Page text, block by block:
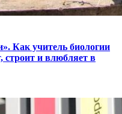
Как учитель биологии
строит и влюбляет в